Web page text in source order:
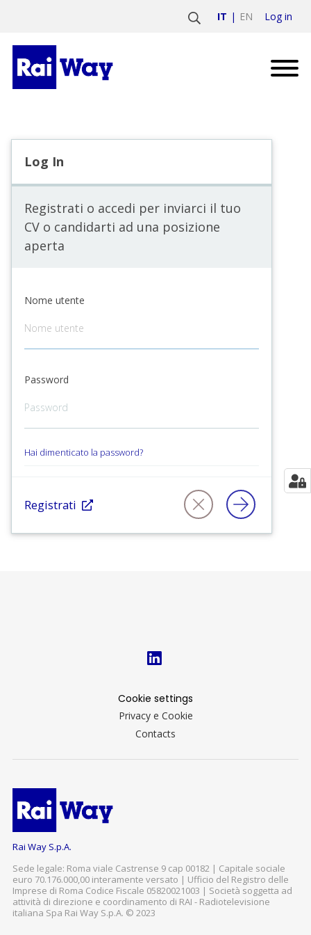
IT EN Log in
Log In
Registrati o accedi per inviarci il tuo
CV o candidarti ad una posizione
aperta
Nome utente
Password
Hai dimenticato la password?
Registrati
Cookie settings
Privacy e Cookie
Contacts
Rai Way S.p.A.
Sede legale: Roma viale Castrense 9 cap 00182 | Capitale sociale
euro 70.176.000,00 interamente versato | Ufficio del Registro delle
Imprese di Roma Codice Fiscale 05820021003 | Società soggetta ad
attività di direzione e coordinamento di RAI - Radiotelevisione
italiana Spa Rai Way S.p.A. © 2023